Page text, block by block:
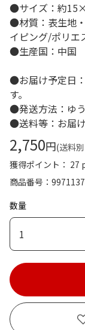
●サイズ：約
●材質：表生地
イピング/ポリエ
●生産国：中国
●お届け予定日
す。
●発送方法：ゆ
●送料等：お届
2,750円(送料
獲得ポイント： 27
商品番号
数量
1